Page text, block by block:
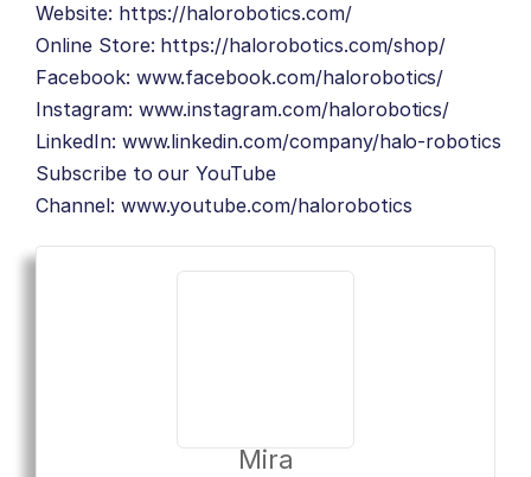
Website: https://halorobotics.com/
Online Store: https://halorobotics.com/shop/
Facebook: www.facebook.com/halorobotics/
Instagram: www.instagram.com/halorobotics/
LinkedIn: www.linkedin.com/company/halo-robotics
Subscribe to our YouTube
Channel: www.youtube.com/halorobotics
Mira